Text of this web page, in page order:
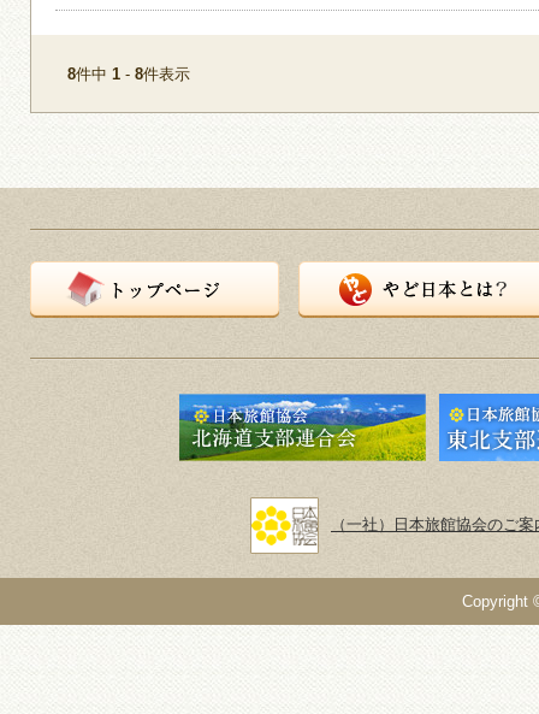
8件中 1 - 8件表示
（一社）日本旅館協会のご案
Copyright